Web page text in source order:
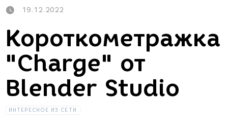
19.12.2022
Короткометражка
"Charge" от
Blender Studio
ИНТЕРЕСНОЕ ИЗ СЕТИ